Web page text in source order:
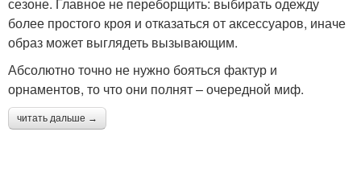
более простого кроя и отказаться от аксессуаров, иначе
образ может выглядеть вызывающим.
Абсолютно точно не нужно бояться фактур и
орнаментов, то что они полнят – очередной миф.
читать дальше →